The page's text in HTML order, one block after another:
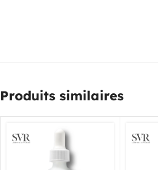
Produits similaires